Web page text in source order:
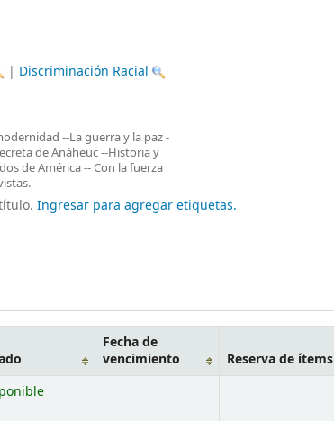
| Discriminación Racial
--La guerra y la paz -
de Anáheuc --Historia y
de América -- Con la fuerza
Ingresar para agregar etiquetas.
Fecha de
vencimiento
Reserva de ítems